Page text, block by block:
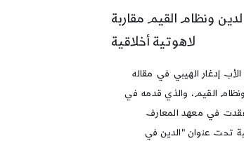
ونظام القيم مقاربة
لاهوتية أخلاقية
الأب إدغار الهيبي في مقاله
ونظام القيم، والذي قدمه في
في معهد المعارف
تحت عنوان "الدين في